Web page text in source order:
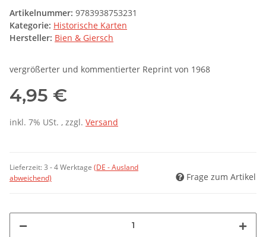
Artikelnummer: 9783938753231
Kategorie: Historische Karten
Hersteller: Bien & Giersch
vergrößerter und kommentierter Reprint von 1968
4,95 €
inkl. 7% USt. , zzgl. Versand
Lieferzeit:3 - 4 Werktage (DE - Ausland
abweichend)
Frage zum Artikel